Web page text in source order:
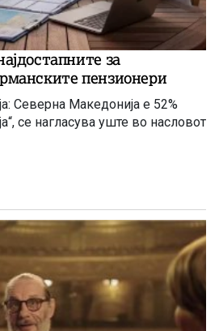
за
пензионери
Северна Македонија е 52%
се нагласува уште во насловот